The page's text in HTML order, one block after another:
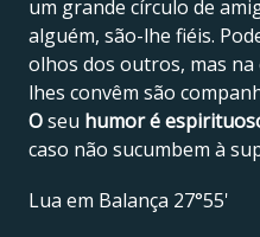
um grande círculo de
alguém, são-lhe fiéis.
olhos dos outros, mas na
lhes convêm são
Oseu humor é
caso não sucumbem à
Lua em Balança 27°55'